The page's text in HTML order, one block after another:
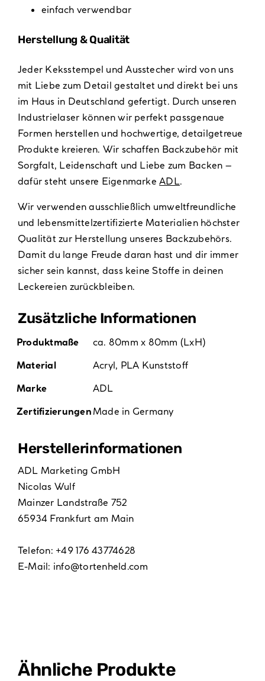
einfach verwendbar
Herstellung & Qualität
Jeder Keksstempel und Ausstecher wird von uns
mit Liebe zum Detail gestaltet und direkt bei uns
im Haus in Deutschland gefertigt. Durch unseren
Industrielaser können wir perfekt passgenaue
Formen herstellen und hochwertige, detailgetreue
Produkte kreieren. Wir schaffen Backzubehör mit
Sorgfalt, Leidenschaft und Liebe zum Backen –
dafür steht unsere EigenmarkeADL.
Wir verwenden ausschließlich umweltfreundliche
und lebensmittelzertifizierte Materialien höchster
Qualität zur Herstellung unseres Backzubehörs.
Damit du lange Freude daran hast und dir immer
sicher sein kannst, dass keine Stoffe in deinen
Leckereien zurückbleiben.
Zusätzliche Informationen
Produktmaße
ca. 80mm x 80mm (LxH)
Material
Acryl, PLA Kunststoff
Marke
ADL
Zertifizierungen Made in Germany
Hersteller­informationen
ADL Marketing GmbH
Nicolas Wulf
Mainzer Landstraße 752
65934 Frankfurt am Main
Telefon: +49 176 43774628
E-Mail: info@tortenheld.com
Ähnliche Produkte